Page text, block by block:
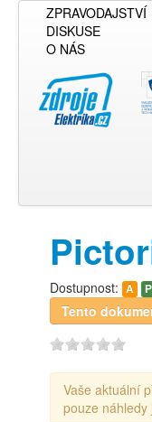
ZPRAVODAJSTVÍ
DISKUSE
O NÁS
Přehled podle
Přehled podle
Dostupnost: A P
Tento
Vaše aktuální
pouze náhledy